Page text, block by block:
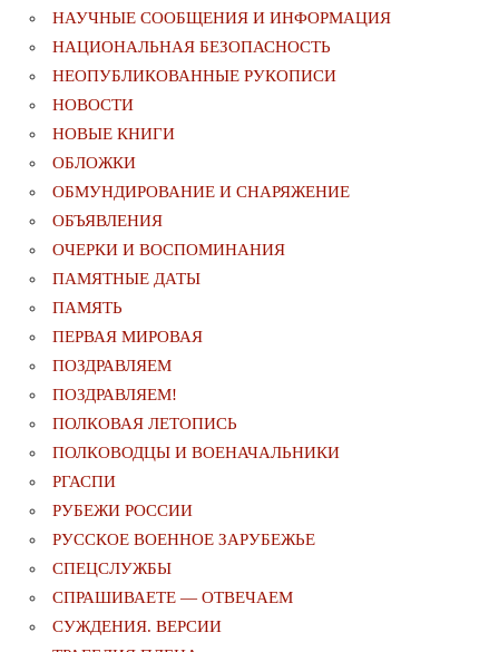
НАУЧНЫЕ СООБЩЕНИЯ И ИНФОРМАЦИЯ
НАЦИОНАЛЬНАЯ БЕЗОПАСНОСТЬ
НЕОПУБЛИКОВАННЫЕ РУКОПИСИ
НОВОСТИ
НОВЫЕ КНИГИ
ОБЛОЖКИ
ОБМУНДИРОВАНИЕ И СНАРЯЖЕНИЕ
ОБЪЯВЛЕНИЯ
ОЧЕРКИ И ВОСПОМИНАНИЯ
ПАМЯТНЫЕ ДАТЫ
ПАМЯТЬ
ПЕРВАЯ МИРОВАЯ
ПОЗДРАВЛЯЕМ
ПОЗДРАВЛЯЕМ!
ПОЛКОВАЯ ЛЕТОПИСЬ
ПОЛКОВОДЦЫ И ВОЕНАЧАЛЬНИКИ
РГАСПИ
РУБЕЖИ РОССИИ
РУССКОЕ ВОЕННОЕ ЗАРУБЕЖЬЕ
СПЕЦСЛУЖБЫ
СПРАШИВАЕТЕ — ОТВЕЧАЕМ
СУЖДЕНИЯ. ВЕРСИИ